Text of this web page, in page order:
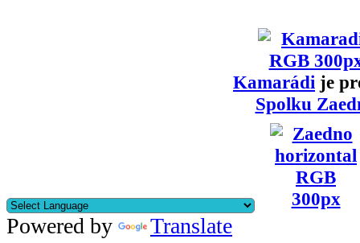
Kamarádi je
Spolku
Powered by Translate